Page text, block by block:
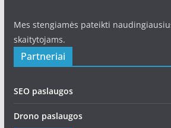
Mes stengiamės pateikti
skaitytojams.
Partneriai
SEO paslaugos
Drono paslaugos